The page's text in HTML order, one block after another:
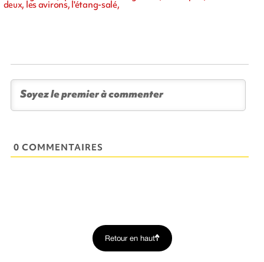
deux, les avirons, l'étang-salé,
0 COMMENTAIRES
Retour en haut